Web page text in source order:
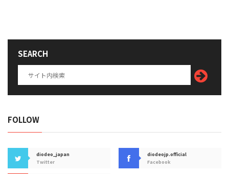
SEARCH
FOLLOW
diodeo_japan
Twitter
diodeojp.official
Facebook